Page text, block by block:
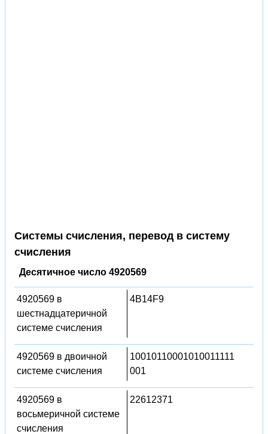
Системы счисления, перевод в систему
счисления
Десятичное число 4920569
4920569 в
шестнадцатеричной
системе счисления
4B14F9
4920569 в двоичной
системе счисления
10010110001010011111
001
4920569 в
восьмеричной системе
счисления
22612371